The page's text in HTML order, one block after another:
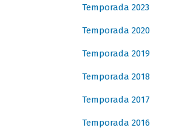
Temporada 2023
Temporada 2020
Temporada 2019
Temporada 2018
Temporada 2017
Temporada 2016